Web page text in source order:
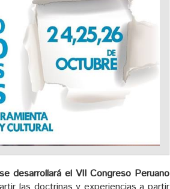
desarrollará el VII Congreso Peruano